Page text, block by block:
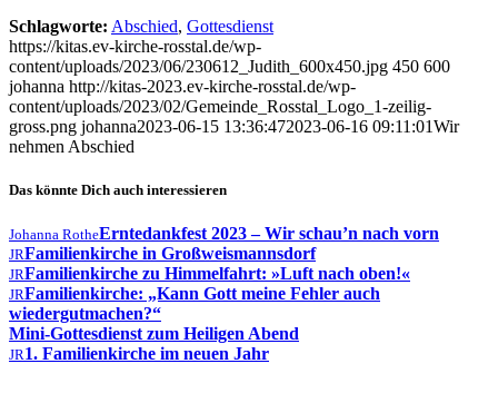
Schlagworte: Abschied, Gottesdienst
https://kitas.ev-kirche-rosstal.de/wp-
content/uploads/2023/06/230612_Judith_600x450.jpg 450 600
johanna http://kitas-2023.ev-kirche-rosstal.de/wp-
content/uploads/2023/02/Gemeinde_Rosstal_Logo_1-zeilig-
gross.png johanna2023-06-15 13:36:472023-06-16 09:11:01Wir
nehmen Abschied
Das könnte Dich auch interessieren
Johanna RotheErntedankfest 2023 – Wir schau’n nach vorn
JRFamilienkirche in Großweismannsdorf
JRFamilienkirche zu Himmelfahrt: »Luft nach oben!«
JRFamilienkirche: „Kann Gott meine Fehler auch
wiedergutmachen?“
Mini-Gottesdienst zum Heiligen Abend
JR1. Familienkirche im neuen Jahr